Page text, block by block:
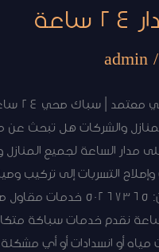
/
admin
والشركات هل تبحث
مدار الساعة لجميع
التسربات إلى تركيب
منافسة وجودة عالية.
السباكة على مدار 24 ساعة نقدم
أو انسدادات أو أي